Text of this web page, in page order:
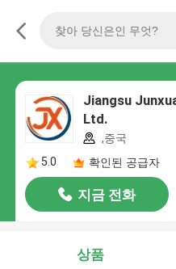
Jiangsu
Ltd.
,중국
5.0
확인된 공급자
지금 전화
상품